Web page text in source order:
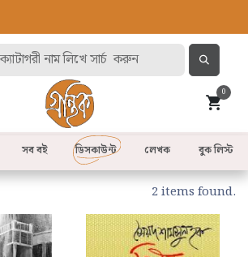
0
সব বই লেখক
ডিসকাউন্ট বুক লিস্ট
2 items found.